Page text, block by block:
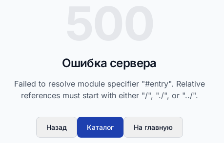
Ошибка сервера
Failed to resolve module specifier "#entry". Relative
references must start with either "/", "./", or "../".
Назад Каталог На главную